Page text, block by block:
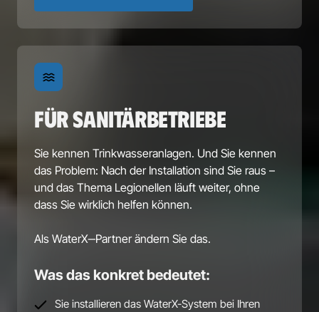
FÜR SANITÄRBETRIEBE
Sie kennen Trinkwasseranlagen. Und Sie
das Problem: Nach der Installation sind Sie raus
und das Thema Legionellen läuft weiter,
dass Sie wirklich helfen können.
Als WaterX‒Partner ändern Sie das.
Was das konkret bedeutet:
Sie installieren das WaterX-System bei Ihren